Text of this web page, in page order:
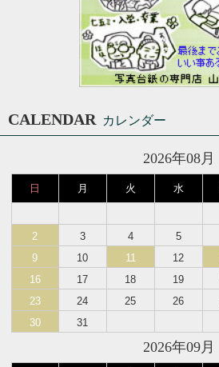
CALENDAR カレンダー
2026年08月
日 月 火 水
2
3 4 5
9
10 11 12
16
17 18 19
23
24 25 26
30
31
2026年09月